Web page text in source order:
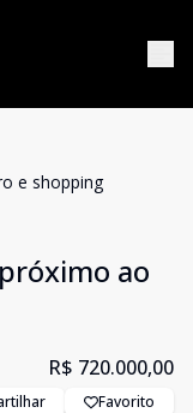
e shopping
ao
R$ 720.000,00
Favorito